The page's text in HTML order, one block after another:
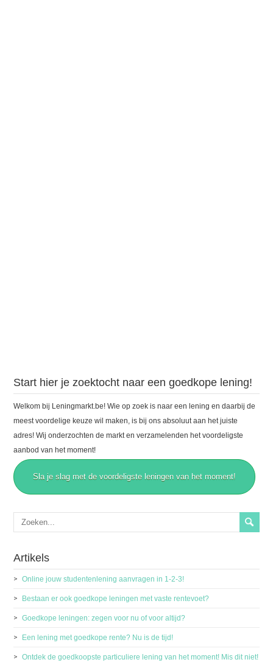
Start hier je zoektocht naar een goedkope lening!
Welkom bij Leningmarkt.be! Wie op zoek is naar een lening en daarbij de
meest voordelige keuze wil maken, is bij ons absoluut aan het juiste
adres! Wij onderzochten de markt en verzamelenden het voordeligste
aanbod van het moment!
Sla je slag met de voordeligste leningen van het moment!
Artikels
Online jouw studentenlening aanvragen in 1-2-3!
Bestaan er ook goedkope leningen met vaste rentevoet?
Goedkope leningen: zegen voor nu of voor altijd?
Een lening met goedkope rente? Nu is de tijd!
Ontdek de goedkoopste particuliere lening van het moment! Mis dit niet!